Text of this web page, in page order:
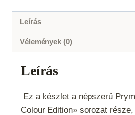
készlet
–
3‑5 mm
Leírás
Vélemények (0)
Leírás
Ez a készlet a népszerű
Colour Edition» sorozat